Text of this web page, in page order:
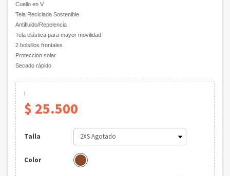
Cuello en V
Tela Reciclada Sostenible
Antifluido/Repelencia
Tela elástica para mayor movilidad
2 bolsillos frontales
Protección solar
Secado rápido
!
$ 25.500
Talla
Color